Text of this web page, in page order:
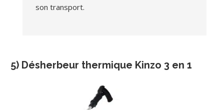
son transport.
5) Désherbeur thermique Kinzo 3 en 1